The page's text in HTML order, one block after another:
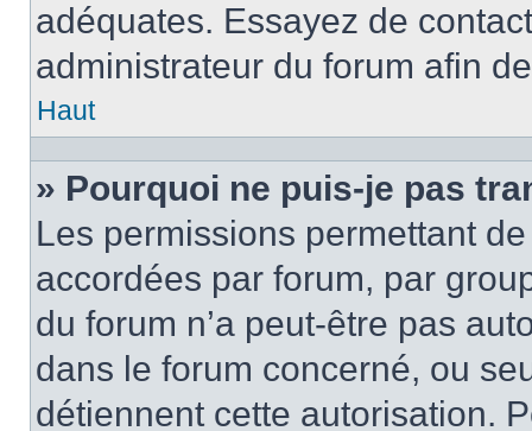
adéquates. Essayez de
administrateur du forum afin
Haut
» Pourquoi ne puis-je pas
Les permissions permettant
accordées par forum, par
du forum n’a peut-être pas
dans le forum concerné, ou
détiennent cette autorisation.